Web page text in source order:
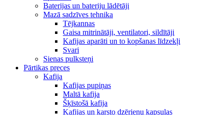
Baterijas un bateriju lādētāji
Mazā sadzīves tehnika
Tējkannas
Gaisa mitrinātāji, ventilatori, sildītāji
Kafijas aparāti un to kopšanas līdzekļi
Svari
Sienas pulksteņi
Pārtikas preces
Kafija
Kafijas pupiņas
Maltā kafija
Šķīstošā kafija
Kafijas un karsto dzērienu kapsulas